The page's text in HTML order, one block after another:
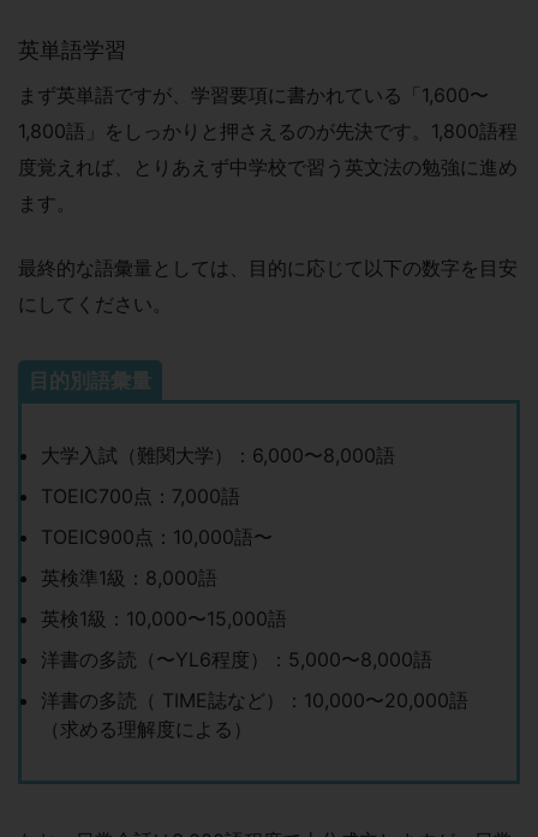
英単語学習
まず英単語ですが、学習要項に書かれている「1,600〜
1,800語」をしっかりと押さえるのが先決です。1,800語程
度覚えれば、とりあえず中学校で習う英文法の勉強に進め
ます。
最終的な語彙量としては、目的に応じて以下の数字を目安
にしてください。
目的別語彙量
大学入試（難関大学）：6,000〜8,000語
TOEIC700点：7,000語
TOEIC900点：10,000語〜
英検準1級：8,000語
英検1級：10,000〜15,000語
洋書の多読（〜YL6程度）：5,000〜8,000語
洋書の多読（ TIME誌など）：10,000〜20,000語
（求める理解度による）